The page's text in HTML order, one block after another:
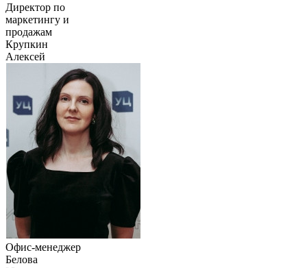
Директор по
маркетингу и
продажам
Крупкин
Алексей
Офис-менеджер
Белова